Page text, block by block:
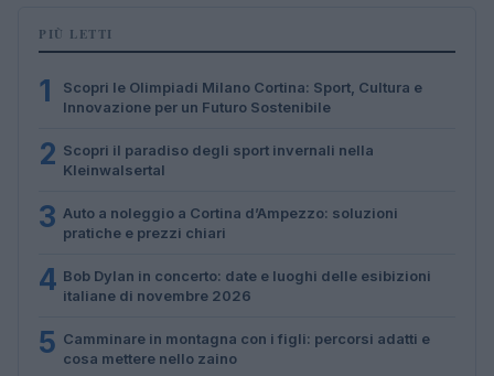
PIÙ LETTI
1
Scopri le Olimpiadi Milano Cortina: Sport, Cultura e
Innovazione per un Futuro Sostenibile
2 Scopri il paradiso degli sport invernali nella
Kleinwalsertal
3 Auto a noleggio a Cortina d’Ampezzo: soluzioni
pratiche e prezzi chiari
4 Bob Dylan in concerto: date e luoghi delle esibizioni
italiane di novembre 2026
5 Camminare in montagna con i figli: percorsi adatti e
cosa mettere nello zaino